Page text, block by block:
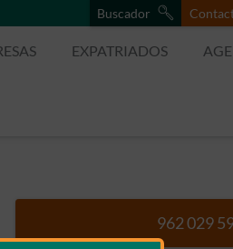
Buscador
EXPATRIADOS
962 029